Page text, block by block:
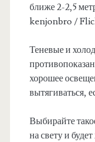
ближе 2-2,5
kenjonbro /
Теневые и
хорошее
вытягиваться,
Выбирайте
на свету и